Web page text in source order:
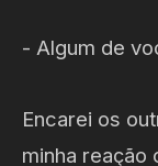
- Algum de
Encarei os
minha reação